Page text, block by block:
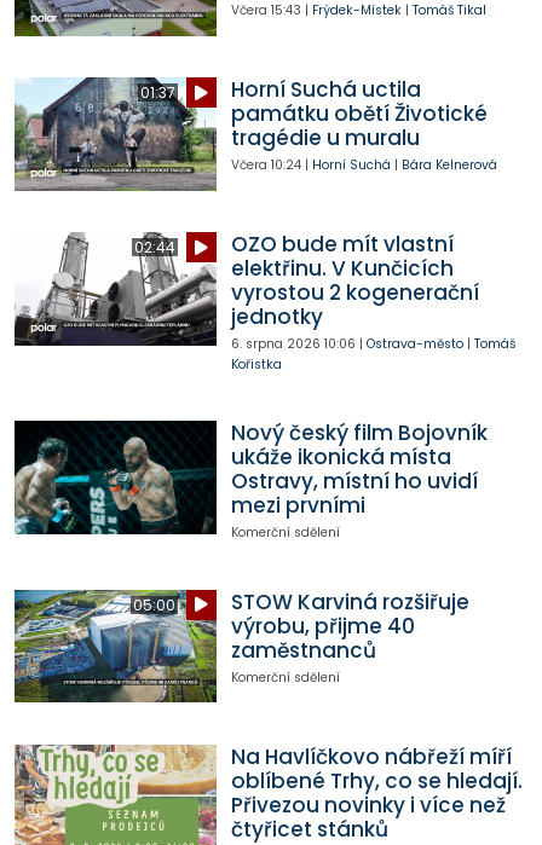
Včera 15:43 | Frýdek-Místek| Tomáš Tikal
01:37
Horní Suchá uctila
památku obětí Životické
tragédie u muralu
Včera 10:24| Horní Suchá | Bára Kelnerová
02:44
OZO bude mít vlastní
elektřinu. V Kunčicích
vyrostou 2 kogenerační
jednotky
6. srpna 2026 10:06 | Ostrava-město| Tomáš
Kořistka
Nový český film Bojovník
ukáže ikonická místa
Ostravy, místní ho uvidí
mezi prvními
Komerční sdělení
05:00
STOW Karviná rozšiřuje
výrobu, přijme 40
zaměstnanců
Komerční sdělení
Na Havlíčkovo nábřeží míří
oblíbené Trhy, co se hledají.
Přivezou novinky i více než
čtyřicet stánků